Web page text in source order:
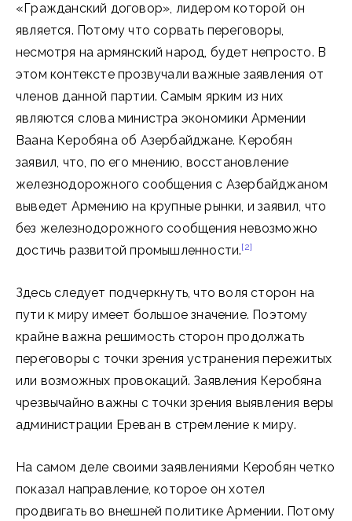
«Гражданский договор», лидером которой он
является. Потому что сорвать переговоры,
несмотря на армянский народ, будет непросто. В
этом контексте прозвучали важные заявления от
членов данной партии. Самым ярким из них
являются слова министра экономики Армении
Ваана Керобяна об Азербайджане. Керобян
заявил, что, по его мнению, восстановление
железнодорожного сообщения с Азербайджаном
выведет Армению на крупные рынки, и заявил, что
без железнодорожного сообщения невозможно
достичь развитой промышленности.[2]
Здесь следует подчеркнуть, что воля сторон на
пути к миру имеет большое значение. Поэтому
крайне важна решимость сторон продолжать
переговоры с точки зрения устранения пережитых
или возможных провокаций. Заявления Керобяна
чрезвычайно важны с точки зрения выявления веры
администрации Ереван в стремление к миру.
На самом деле своими заявлениями Керобян четко
показал направление, которое он хотел
продвигать во внешней политике Армении. Потому